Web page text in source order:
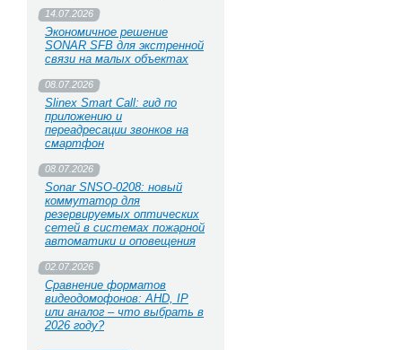
14.07.2026
Экономичное решение
SONAR SFB для экстренной
связи на малых объектах
08.07.2026
Slinex Smart Call: гид по
приложению и
переадресации звонков на
смартфон
08.07.2026
Sonar SNSO-0208: новый
коммутатор для
резервируемых оптических
сетей в системах пожарной
автоматики и оповещения
02.07.2026
Сравнение форматов
видеодомофонов: AHD, IP
или аналог – что выбрать в
2026 году?